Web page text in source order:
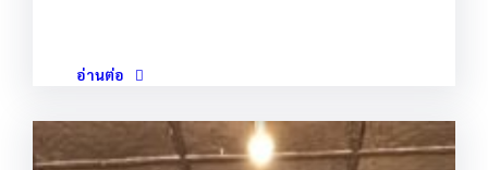
อ่านต่อ